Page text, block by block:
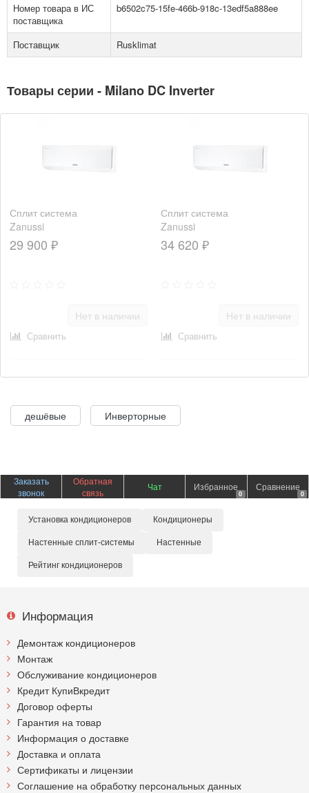
Номер товара в ИС
поставщика
b6502c75-15fe-466b-918c-13edf5a888ee
Поставщик Rusklimat
Товары серии - Milano DC Inverter
Сплит система
Zanussi
ZACS/I-09
HM/A23/N1
29 900 ₽
Нет в наличии
Сравнить
Сплит система
Zanussi
ZACS/I-12
HM/A23/N1
34 620 ₽
Нет в наличии
Сравнить
дешёвые Инверторные
Заказать
звонок
Обратная
связь
Чат Избранное
0
Сравнение
0
Установка кондиционеров Кондиционеры
Настенные сплит-системы Настенные
Рейтинг кондиционеров
Информация
Демонтаж кондиционеров
Монтаж
Обслуживание кондиционеров
Кредит КупиВкредит
Договор оферты
Гарантия на товар
Информация о доставке
Доставка и оплата
Сертификаты и лицензии
Соглашение на обработку персональных данных